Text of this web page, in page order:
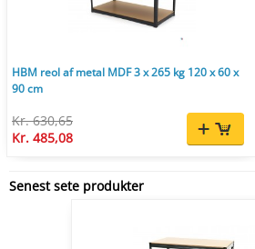
HBM reol af metal MDF 3 x 265 kg 120 x 60 x
90 cm
Kr. 630,65
Kr. 485,08
Senest sete produkter